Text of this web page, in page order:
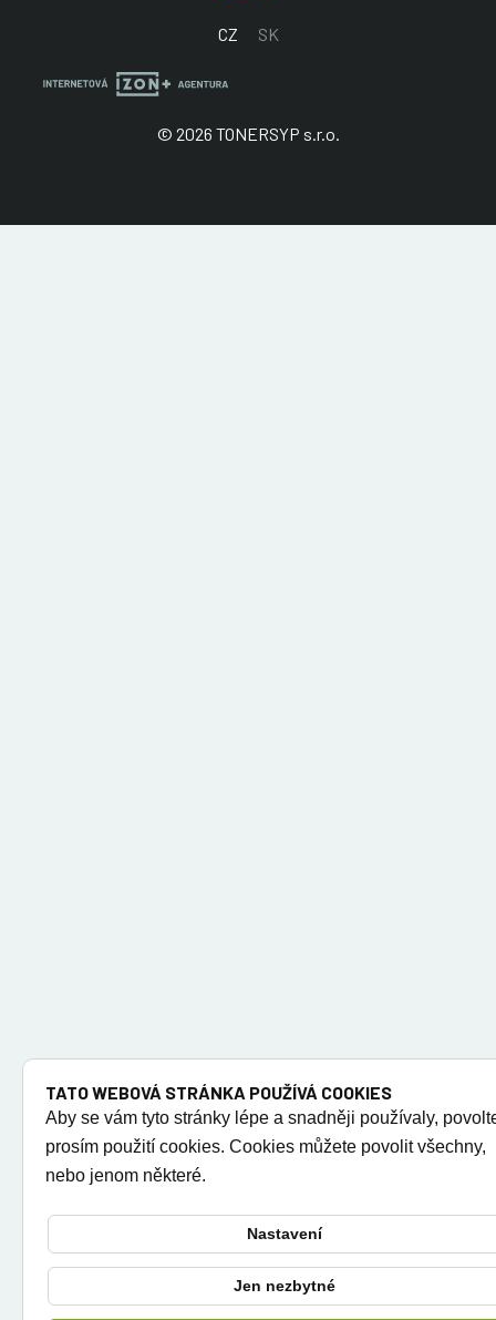
CZ SK
© 2026 TONERSYP s.r.o.
TATO WEBOVÁ STRÁNKA POUŽÍVÁ COOKIES
Aby se vám tyto stránky lépe a snadněji používaly,
prosím použití cookies. Cookies můžete povolit všechny,
nebo jenom některé.
Nastavení
Jen nezbytné